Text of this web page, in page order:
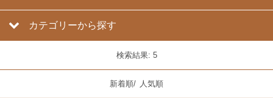
カテゴリーから探す
検索結果: 5
新着順/ 人気順